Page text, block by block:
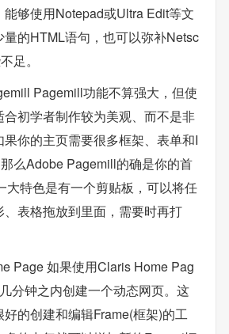
够使用Notepad或Ultra Edit等文
的HTML语句，也可以弥补Netsc
足。
Pagemill功能不算强大，但使
初学者制作较为美观、而不是非
你的主页需要很多框架、表单和I
么Adobe Pagemill的确是你的首
大特色是有一个剪贴板，可以将任
表格拖放到里面，需要时再打
Page 如果使用Claris Home Pag
分钟之内创建一个动态网页。这
的创建和编辑Frame(框架)的工